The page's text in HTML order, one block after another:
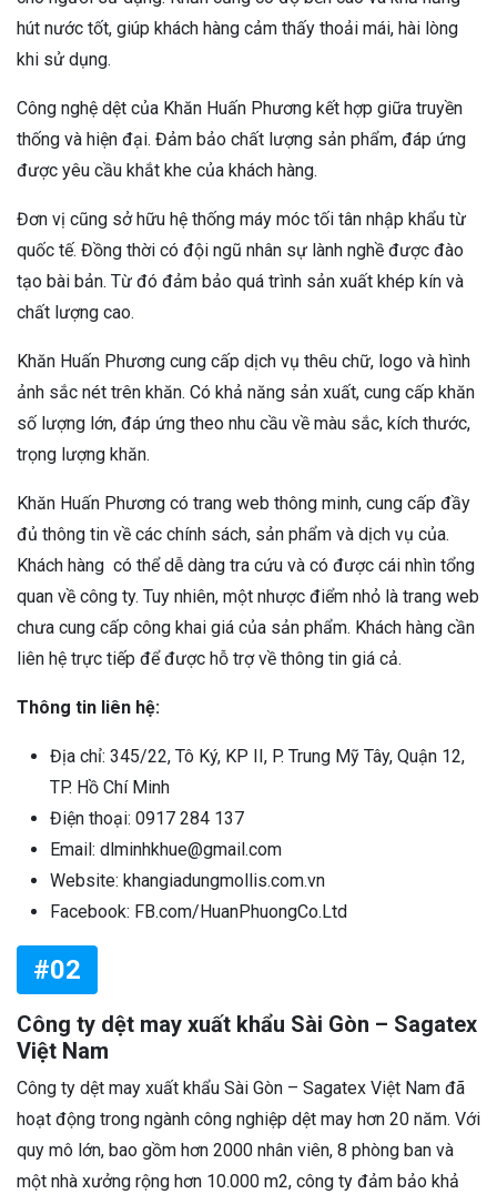
hút nước tốt, giúp khách hàng cảm thấy thoải mái, hài lòng
khi sử dụng.
Công nghệ dệt của Khăn Huấn Phương kết hợp giữa truyền
thống và hiện đại. Đảm bảo chất lượng sản phẩm, đáp ứng
được yêu cầu khắt khe của khách hàng.
Đơn vị cũng sở hữu hệ thống máy móc tối tân nhập khẩu từ
quốc tế. Đồng thời có đội ngũ nhân sự lành nghề được đào
tạo bài bản. Từ đó đảm bảo quá trình sản xuất khép kín và
chất lượng cao.
Khăn Huấn Phương cung cấp dịch vụ thêu chữ, logo và hình
ảnh sắc nét trên khăn. Có khả năng sản xuất, cung cấp khăn
số lượng lớn, đáp ứng theo nhu cầu về màu sắc, kích thước,
trọng lượng khăn.
Khăn Huấn Phương có trang web thông minh, cung cấp đầy
đủ thông tin về các chính sách, sản phẩm và dịch vụ của.
Khách hàng có thể dễ dàng tra cứu và có được cái nhìn tổng
quan về công ty. Tuy nhiên, một nhược điểm nhỏ là trang web
chưa cung cấp công khai giá của sản phẩm. Khách hàng cần
liên hệ trực tiếp để được hỗ trợ về thông tin giá cả.
Thông tin liên hệ:
Địa chỉ: 345/22, Tô Ký, KP II, P. Trung Mỹ Tây, Quận 12,
TP. Hồ Chí Minh
Điện thoại: 0917 284 137
Email: dlminhkhue@gmail.com
Website: khangiadungmollis.com.vn
Facebook: FB.com/HuanPhuongCo.Ltd
#02
Công ty dệt may xuất khẩu Sài Gòn – Sagatex
Việt Nam
Công ty dệt may xuất khẩu Sài Gòn – Sagatex Việt Nam đã
hoạt động trong ngành công nghiệp dệt may hơn 20 năm. Với
quy mô lớn, bao gồm hơn 2000 nhân viên, 8 phòng ban và
một nhà xưởng rộng hơn 10.000 m2, công ty đảm bảo khả